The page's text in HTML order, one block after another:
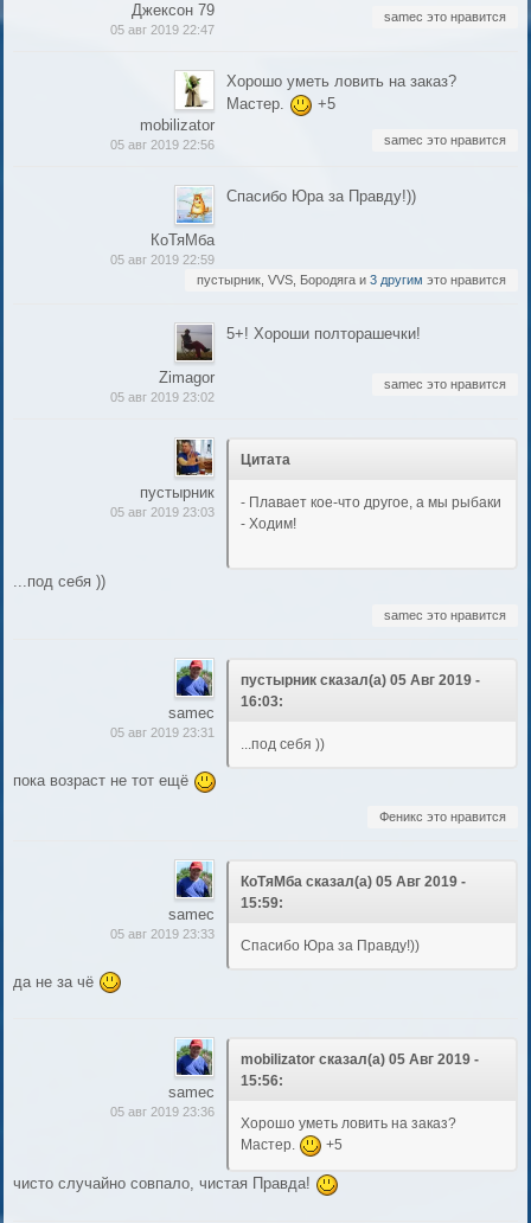
Джексон 79
05 авг 2019 22:47
samec это нравится
mobilizator
05 авг 2019 22:56
Хорошо уметь ловить на заказ?
Мастер.
+5
samec это нравится
КоТяМба
05 авг 2019 22:59
Спасибо Юра за Правду!))
пустырник, VVS, Бородяга и 3 другим это нравится
Zimagor
05 авг 2019 23:02
5+! Хороши полторашечки!
samec это нравится
пустырник
05 авг 2019 23:03
Цитата
- Плавает кое-что другое, а мы рыбаки
- Ходим!
...под себя ))
samec это нравится
samec
05 авг 2019 23:31
пустырник сказал(а) 05 Авг 2019 -
16:03:
...под себя ))
пока возраст не тот ещё
Феникс это нравится
samec
05 авг 2019 23:33
КоТяМба сказал(а) 05 Авг 2019 -
15:59:
Спасибо Юра за Правду!))
да не за чё
samec
05 авг 2019 23:36
mobilizator сказал(а) 05 Авг 2019 -
15:56:
Хорошо уметь ловить на заказ?
Мастер.
+5
чисто случайно совпало, чистая Правда!